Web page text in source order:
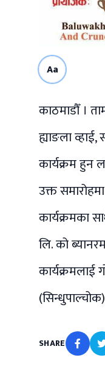
Aa
काठमाडौँ ।
ह्याङला
कार्यक्रम हुन
उक्त
कार्यक्रमका
लि. को
कार्यक्रमलाई
SHARE